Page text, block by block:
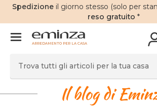
Spedizione il giorno stesso (solo per
reso gratuito *
ARREDAMENTO PER LA CASA
Il blog di